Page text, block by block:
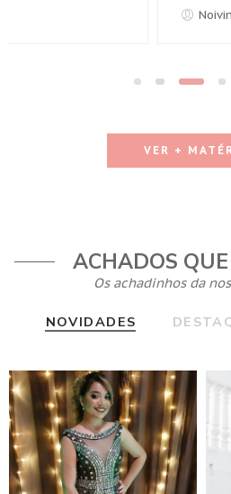
VER +
ACHADOS
Os achadinhos da
NOVIDADES